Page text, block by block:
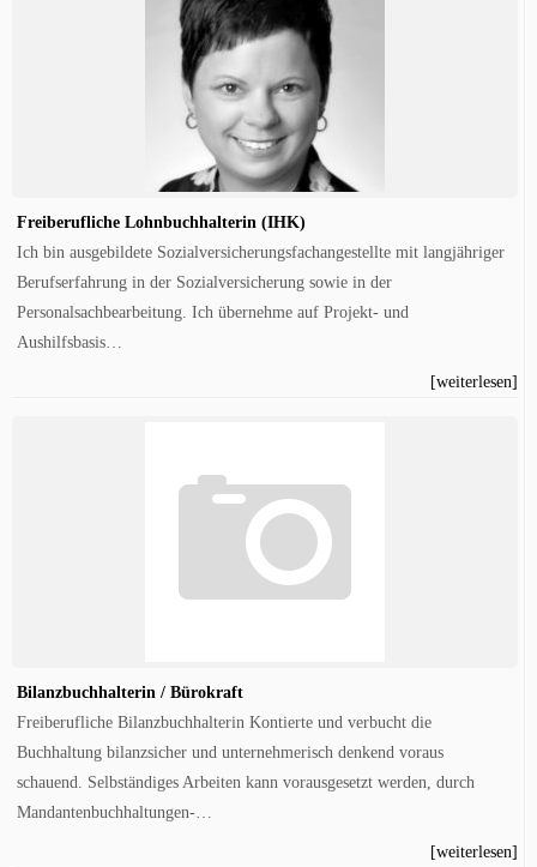
Freiberufliche Lohnbuchhalterin (IHK)
Ich bin ausgebildete Sozialversicherungsfachangestellte mit langjähriger
Berufserfahrung in der Sozialversicherung sowie in der
Personalsachbearbeitung. Ich übernehme auf Projekt- und
Aushilfsbasis…
[weiterlesen]
Bilanzbuchhalterin / Bürokraft
Freiberufliche Bilanzbuchhalterin Kontierte und verbucht die
Buchhaltung bilanzsicher und unternehmerisch denkend voraus
schauend. Selbständiges Arbeiten kann vorausgesetzt werden, durch
Mandantenbuchhaltungen-…
[weiterlesen]